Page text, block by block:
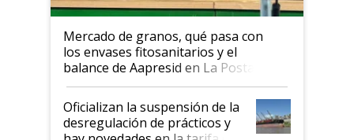
Mercado de granos, qué pasa con
los envases fitosanitarios y el
balance de Aapresid en La Posta
Oficializan la suspensión de la
desregulación de prácticos y